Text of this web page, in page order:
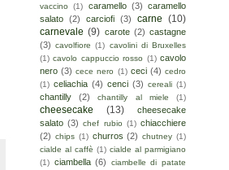
vaccino
(1) caramello (3) caramello
salato (2) carciofi (3) carne (10)
carnevale (9) carote (2) castagne
(3) cavolfiore (1) cavolini di Bruxelles
(1) cavolo cappuccio rosso (1) cavolo
nero (3) cece nero (1) ceci (4) cedro
(1) celiachia (4) cenci (3) cereali (1)
chantilly (2) chantilly al miele (1)
cheesecake (13)
cheesecake
salato (3) chef rubio (1) chiacchiere
(2) chips (1) churros (2) chutney (1)
cialde al caffè (1) cialde al parmigiano
(1) ciambella (6)
ciambelle di patate